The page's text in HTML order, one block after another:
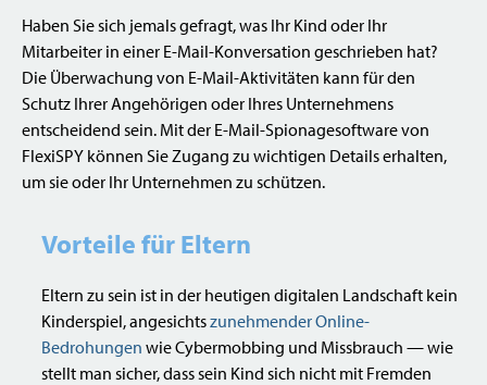
Haben Sie sich jemals gefragt, was Ihr Kind oder Ihr
Mitarbeiter in einer E-Mail-Konversation geschrieben hat?
Die Überwachung von E-Mail-Aktivitäten kann für den
Schutz Ihrer Angehörigen oder Ihres Unternehmens
entscheidend sein. Mit der E-Mail-Spionagesoftware von
FlexiSPY können Sie Zugang zu wichtigen Details erhalten,
um sie oder Ihr Unternehmen zu schützen.
Vorteile für Eltern
Eltern zu sein ist in der heutigen digitalen Landschaft kein
Kinderspiel, angesichtszunehmender Online-
Bedrohungen wie Cybermobbing und Missbrauch — wie
stellt man sicher, dass sein Kind sich nicht mit Fremden